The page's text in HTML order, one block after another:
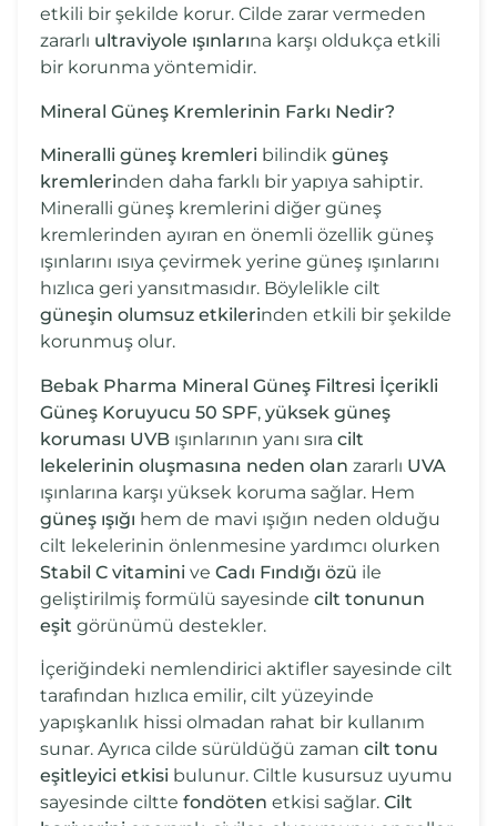
etkili bir şekilde korur. Cilde zarar vermeden
zararlı ultraviyole ışınlarına karşı oldukça etkili
bir korunma yöntemidir.
Mineral Güneş Kremlerinin Farkı Nedir?
Mineralli güneş kremleri bilindik güneş
kremlerinden daha farklı bir yapıya sahiptir.
Mineralli güneş kremlerini diğer güneş
kremlerinden ayıran en önemli özellik güneş
ışınlarını ısıya çevirmek yerine güneş ışınlarını
hızlıca geri yansıtmasıdır. Böylelikle cilt
güneşin olumsuz etkilerinden etkili bir şekilde
korunmuş olur.
Bebak Pharma Mineral Güneş Filtresi İçerikli
Güneş Koruyucu 50 SPF, yüksek güneş
koruması UVB ışınlarının yanı sıra cilt
lekelerinin oluşmasına neden olan zararlı UVA
ışınlarına karşı yüksek koruma sağlar. Hem
güneş ışığı hem de mavi ışığın neden olduğu
cilt lekelerinin önlenmesine yardımcı olurken
Stabil C vitamini ve Cadı Fındığı özü ile
geliştirilmiş formülü sayesinde cilt tonunun
eşit görünümü destekler.
İçeriğindeki nemlendirici aktifler sayesinde cilt
tarafından hızlıca emilir, cilt yüzeyinde
yapışkanlık hissi olmadan rahat bir kullanım
sunar. Ayrıca cilde sürüldüğü zaman cilt tonu
eşitleyici etkisi bulunur. Ciltle kusursuz uyumu
sayesinde ciltte fondöten etkisi sağlar. Cilt